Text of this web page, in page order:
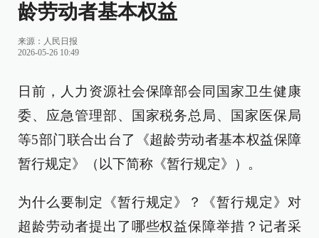
龄劳动者基本权益
来源： 人民日报
2026-05-26 10:49
日前，人力资源社会保障部会同国家卫生健康
委、应急管理部、国家税务总局、国家医保局
等5部门联合出台了《超龄劳动者基本权益保障
暂行规定》（以下简称《暂行规定》）。
为什么要制定《暂行规定》？《暂行规定》对
超龄劳动者提出了哪些权益保障举措？记者采